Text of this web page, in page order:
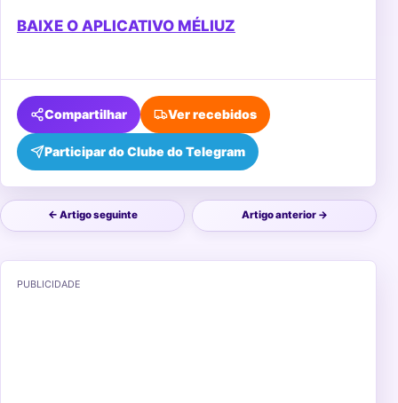
BAIXE O APLICATIVO MÉLIUZ
Compartilhar
Participar do Clube do Telegram
Ver recebidos
← Artigo seguinte Artigo anterior →
PUBLICIDADE